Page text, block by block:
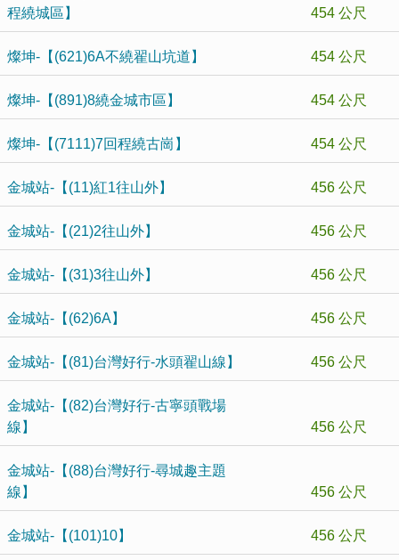
程繞城區】
454 公尺
燦坤-【(621)6A不繞翟山坑道】 454 公尺
燦坤-【(891)8繞金城市區】 454 公尺
燦坤-【(7111)7回程繞古崗】 454 公尺
金城站-【(11)紅1往山外】 456 公尺
金城站-【(21)2往山外】 456 公尺
金城站-【(31)3往山外】 456 公尺
金城站-【(62)6A】 456 公尺
金城站-【(81)台灣好行-水頭翟山線】 456 公尺
金城站-【(82)台灣好行-古寧頭戰場
線】
456 公尺
金城站-【(88)台灣好行-尋城趣主題
線】
456 公尺
金城站-【(101)10】 456 公尺